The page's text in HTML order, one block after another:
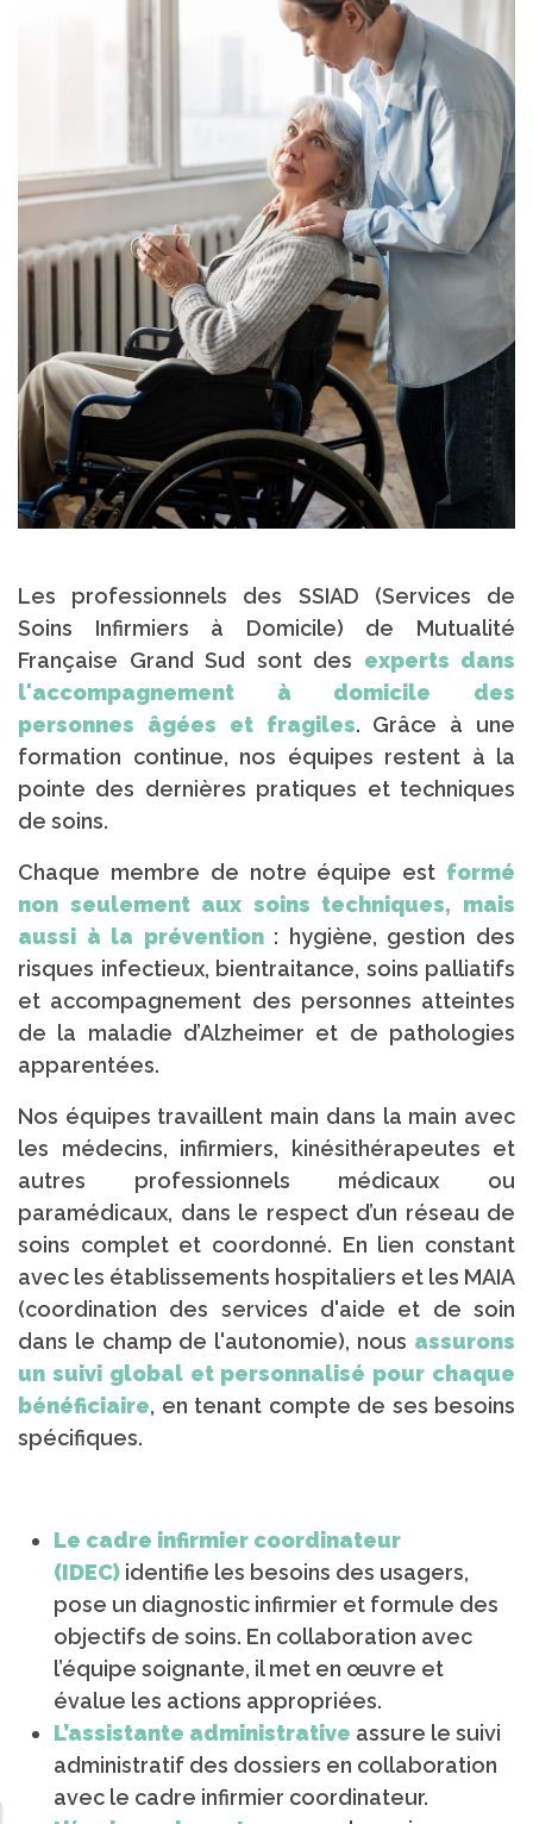
Les professionnels des SSIAD (Services de
Soins Infirmiers à Domicile) de Mutualité
Française Grand Sud sont des experts dans
l'accompagnement à domicile des
personnes âgées et fragiles. Grâce à une
formation continue, nos équipes restent à la
pointe des dernières pratiques et techniques
de soins.
Chaque membre de notre équipe est formé
non seulement aux soins techniques, mais
aussi à la prévention: hygiène, gestion des
risques infectieux, bientraitance, soins palliatifs
et accompagnement des personnes atteintes
de la maladie d’Alzheimer et de pathologies
apparentées.
Nos équipes travaillent main dans la main avec
les médecins, infirmiers, kinésithérapeutes et
autres professionnels médicaux ou
paramédicaux, dans le respect d’un réseau de
soins complet et coordonné. En lien constant
avec les établissements hospitaliers et les MAIA
(coordination des services d'aide et de soin
dans le champ de l'autonomie), nous assurons
un suivi global et personnalisé pour chaque
bénéficiaire, en tenant compte de ses besoins
spécifiques.
Le cadre infirmier coordinateur
(IDEC) identifie les besoins des usagers,
pose un diagnostic infirmier et formule des
objectifs de soins. En collaboration avec
l’équipe soignante, il met en œuvre et
évalue les actions appropriées.
L’assistante administrative assure le suivi
administratif des dossiers en collaboration
avec le cadre infirmier coordinateur.